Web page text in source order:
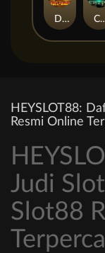
Duel at Dawn
HEYSLOT88:
Resmi Online
Judi
Slot88